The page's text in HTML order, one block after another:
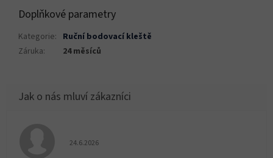
Doplňkové parametry
Kategorie: Ruční bodovací kleště
Záruka: 24 měsíců
Hodnocení obchodu je 5 z 5 hvězdiček.
24.6.2026